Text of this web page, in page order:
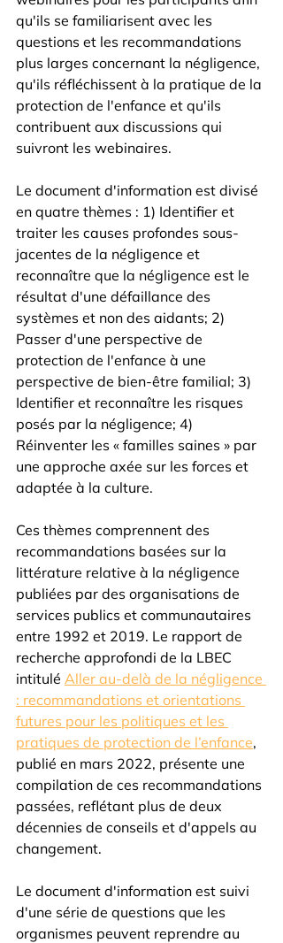
qu'ils se familiarisent avec les
questions et les recommandations
plus larges concernant la négligence,
qu'ils réfléchissent à la pratique de la
protection de l'enfance et qu'ils
contribuent aux discussions qui
suivront les webinaires.
Le document d'information est divisé
en quatre thèmes : 1) Identifier et
traiter les causes profondes sous-
jacentes de la négligence et
reconnaître que la négligence est le
résultat d'une défaillance des
systèmes et non des aidants; 2)
Passer d'une perspective de
protection de l'enfance à une
perspective de bien-être familial; 3)
Identifier et reconnaître les risques
posés par la négligence; 4)
Réinventer les « familles saines » par
une approche axée sur les forces et
adaptée à la culture.
Ces thèmes comprennent des
recommandations basées sur la
littérature relative à la négligence
publiées par des organisations de
services publics et communautaires
entre 1992 et 2019. Le rapport de
recherche approfondi de la LBEC
intitulé Aller au-delà de la négligence
: recommandations et orientations
futures pour les politiques et les
pratiques de protection de l’enfance,
publié en mars 2022, présente une
compilation de ces recommandations
passées, reflétant plus de deux
décennies de conseils et d'appels au
changement.
Le document d'information est suivi
d'une série de questions que les
organismes peuvent reprendre au